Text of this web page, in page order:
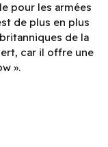
pour les armées
de plus en plus
de la
car il offre une
».